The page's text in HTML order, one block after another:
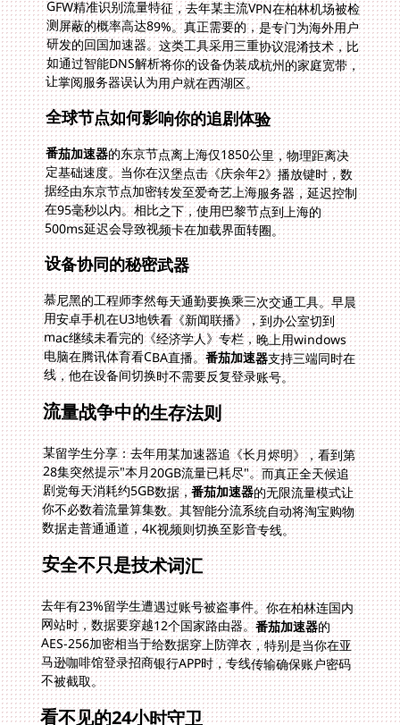
让掌阅服务器误认为用户就在西湖区。
全球节点如何影响你的追剧体验
番茄加速器的东京节点离上海仅1850公里，物理距离决
定基础速度。当你在汉堡点击《庆余年2》播放键时，数
据经由东京节点加密转发至爱奇艺上海服务器，延迟控制
在95毫秒以内。相比之下，使用巴黎节点到上海的
500ms延迟会导致视频卡在加载界面转圈。
设备协同的秘密武器
慕尼黑的工程师李然每天通勤要换乘三次交通工具。早晨
用安卓手机在U3地铁看《新闻联播》，到办公室切到
mac继续未看完的《经济学人》专栏，晚上用windows
电脑在腾讯体育看CBA直播。番茄加速器支持三端同时在
线，他在设备间切换时不需要反复登录账号。
流量战争中的生存法则
某留学生分享：去年用某加速器追《长月烬明》，看到第
28集突然提示"本月20GB流量已耗尽"。而真正全天候追
剧党每天消耗约5GB数据，番茄加速器的无限流量模式让
你不必数着流量算集数。其智能分流系统自动将淘宝购物
数据走普通通道，4K视频则切换至影音专线。
安全不只是技术词汇
去年有23%留学生遭遇过账号被盗事件。你在柏林连国内
网站时，数据要穿越12个国家路由器。番茄加速器的
AES-256加密相当于给数据穿上防弹衣，特别是当你在亚
马逊咖啡馆登录招商银行APP时，专线传输确保账户密码
不被截取。
看不见的24小时守卫